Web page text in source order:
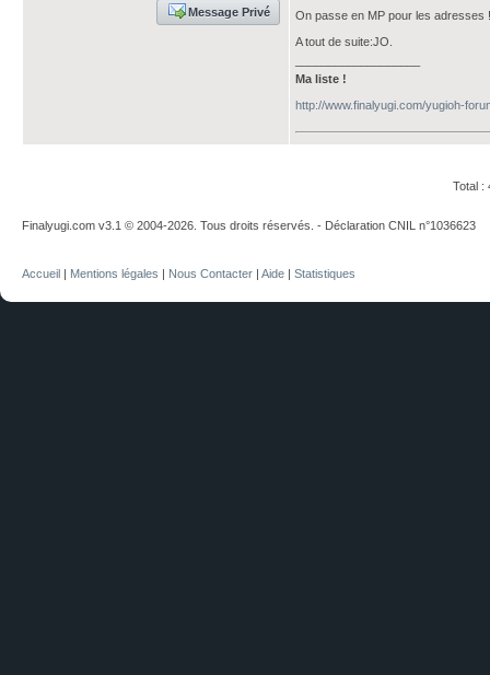
Message Privé
On passe en MP pour les adresses !
A tout de suite:JO.
Ma liste !
http://www.finalyugi.com/yugioh-
Total :
Finalyugi.com v3.1 © 2004-2026. Tous droits réservés. - Déclaration CNIL n°1036623
Accueil | Mentions légales | Nous Contacter | Aide | Statistiques